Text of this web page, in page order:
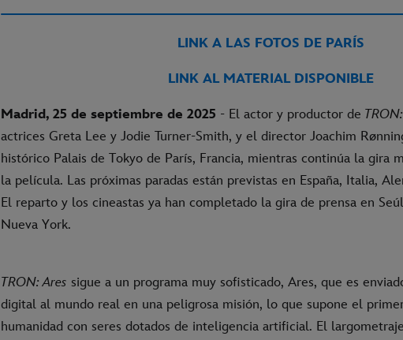
LINK A LAS FOTOS DE PARÍS
LINK AL MATERIAL DISPONIBLE
Madrid, 25 de septiembre de 2025 - El actor y productor de
actrices Greta Lee y Jodie Turner-Smith, y el director Joachim
histórico Palais de Tokyo de París, Francia, mientras continúa la gira
la película. Las próximas paradas están previstas en España, Italia,
El reparto y los cineastas ya han completado la gira de prensa en
Nueva York.
TRON: Ares sigue a un programa muy sofisticado, Ares, que es
digital al mundo real en una peligrosa misión, lo que supone el
humanidad con seres dotados de inteligencia artificial. El